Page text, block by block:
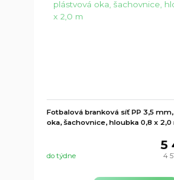
Fotbalová branková síť PP 3,5
oka, šachovnice, hloubka 0,8 x 2,0
5
4
do týdne